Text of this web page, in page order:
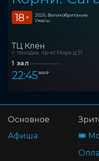
18 +
2026, Великобритания
Ужасы
ТЦ Клён
г. Находка, пр-кт Мира д.51
1 зал
22:45 500 ₽
Основное
Афиша
🎟️